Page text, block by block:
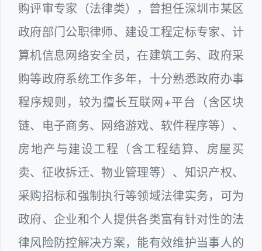
购评审专家（法律类），曾担任深圳市某区
政府部门公职律师、建设工程定标专家、计
算机信息网络安全员，在建筑工务、政府采
购等政府系统工作多年，十分熟悉政府办事
程序规则，较为擅长互联网+平台（含区块
链、电子商务、网络游戏、软件程序等）、
房地产与建设工程（含工程结算、房屋买
卖、征收拆迁、物业管理等）、知识产权、
采购招标和强制执行等领域法律实务，可为
政府、企业和个人提供各类富有针对性的法
律风险防控解决方案，能有效维护当事人的